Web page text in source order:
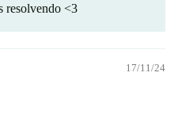
resolvendo <3
17/11/24